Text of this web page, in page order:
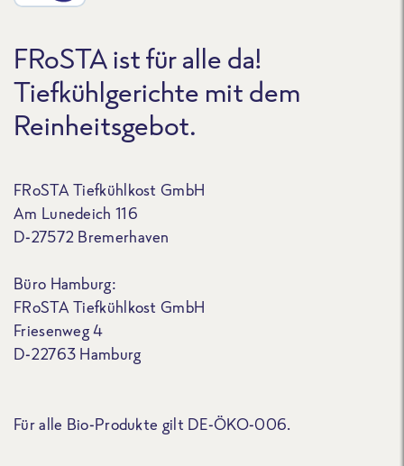
FRoSTA ist für alle da!
Tiefkühlgerichte mit dem
Reinheitsgebot.
FRoSTA Tiefkühlkost GmbH
Am Lunedeich 116
D-27572 Bremerhaven
Büro Hamburg:
FRoSTA Tiefkühlkost GmbH
Friesenweg 4
D-22763 Hamburg
Für alle Bio-Produkte gilt DE-ÖKO-006.